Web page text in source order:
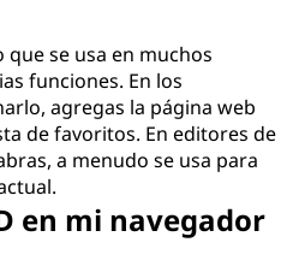
que se usa en muchos
funciones. En los
agregas la página web
de favoritos. En editores de
a menudo se usa para
en mi navegador